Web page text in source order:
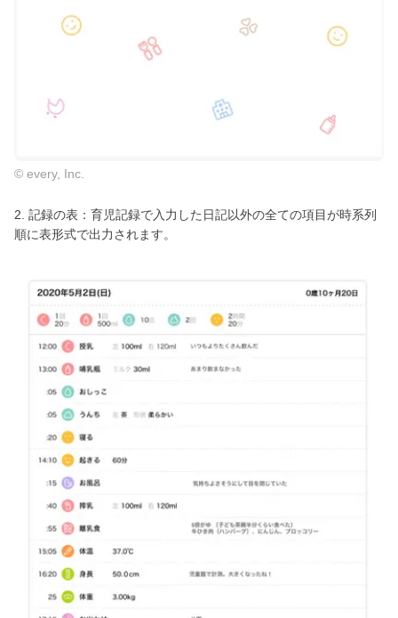
© every, Inc.
2. 記録の表：育児記録で入力した日記以外の全ての項目が時系列
順に表形式で出力されます。